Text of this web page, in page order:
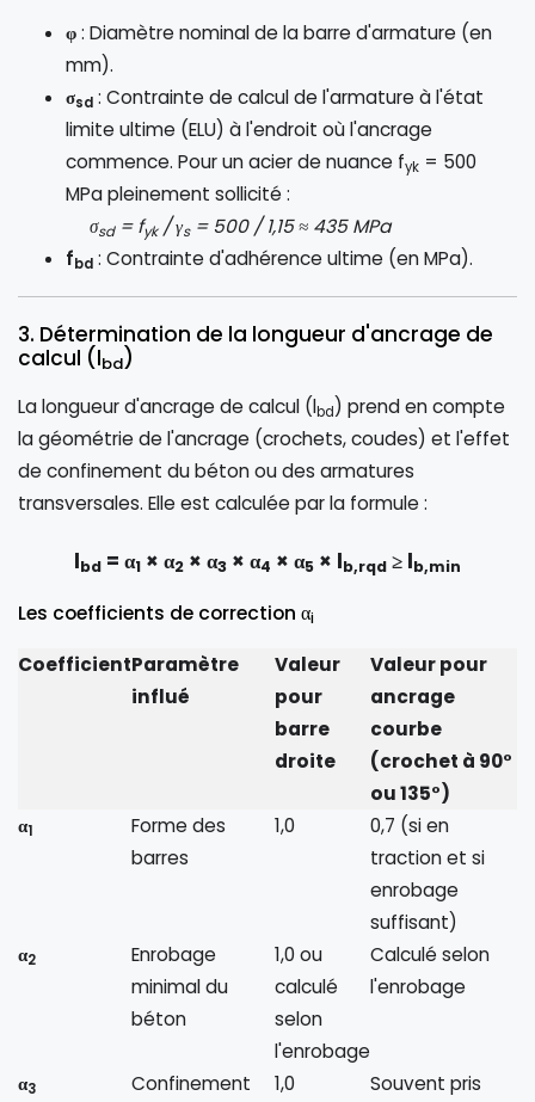
φ: Diamètre nominal de la barre d'armature (en
mm).
σsd : Contrainte de calcul de l'armature à l'état
limite ultime (ELU) à l'endroit où l'ancrage
commence. Pour un acier de nuance fyk = 500
MPa pleinement sollicité :
σsd= fyk/ γs= 500 / 1,15 ≈ 435 MPa
fbd : Contrainte d'adhérence ultime (en MPa).
3. Détermination de la longueur d'ancrage de
calcul (lbd)
La longueur d'ancrage de calcul (lbd) prend en compte
la géométrie de l'ancrage (crochets, coudes) et l'effet
de confinement du béton ou des armatures
transversales. Elle est calculée par la formule :
lbd = α1 × α2 × α3 × α4 × α5 × lb,rqd ≥ lb,min
Les coefficients de correction αi
CoefficientParamètre
influé
Valeur
pour
barre
droite
Valeur pour
ancrage
courbe
(crochet à 90°
ou 135°)
α1
Forme des
barres
1,0
0,7 (si en
traction et si
enrobage
suffisant)
α2
Enrobage
minimal du
béton
1,0 ou
calculé
selon
l'enrobage
Calculé selon
l'enrobage
α3
Confinement
1,0
Souvent pris